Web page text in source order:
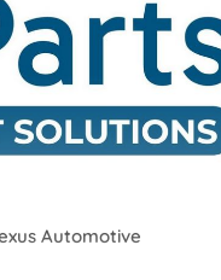
Automotive